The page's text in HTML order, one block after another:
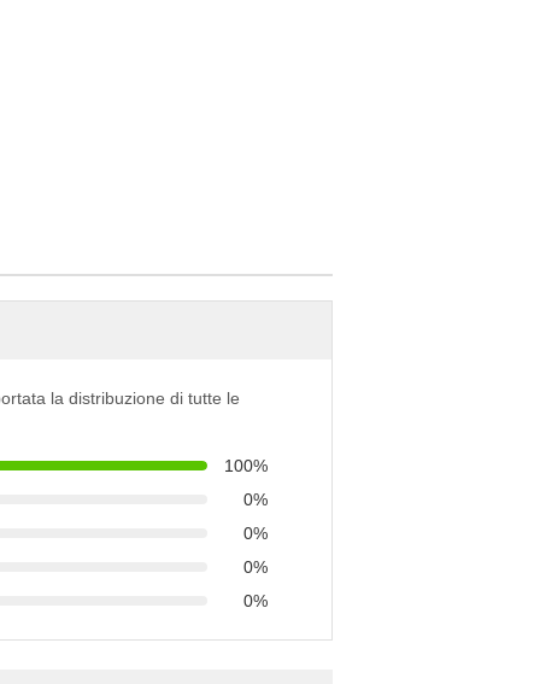
la distribuzione di tutte le
100%
0%
0%
0%
0%